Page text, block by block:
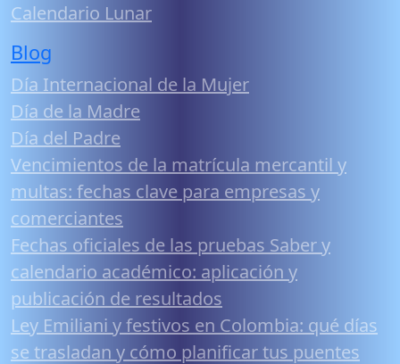
Calendario Lunar
Blog
Día Internacional de la Mujer
Día de la Madre
Día del Padre
Vencimientos de la matrícula mercantil y
multas: fechas clave para empresas y
comerciantes
Fechas oficiales de las pruebas Saber y
calendario académico: aplicación y
publicación de resultados
Ley Emiliani y festivos en Colombia: qué días
se trasladan y cómo planificar tus puentes